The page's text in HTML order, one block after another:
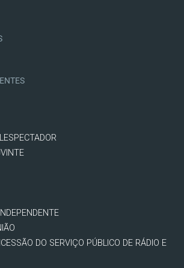
DO SERVIÇO PÚBLICO DE RÁDIO E